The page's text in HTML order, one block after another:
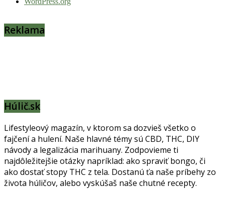
Reklama
Húlič.sk
Lifestyleový magazín, v ktorom sa dozvieš všetko o
fajčení a hulení. Naše hlavné témy sú CBD, THC, DIY
návody a legalizácia marihuany. Zodpovieme ti
najdôležitejšie otázky napríklad: ako spraviť bongo, či
ako dostať stopy THC z tela. Dostanú ťa naše príbehy zo
života húličov, alebo vyskúšaš naše chutné recepty.